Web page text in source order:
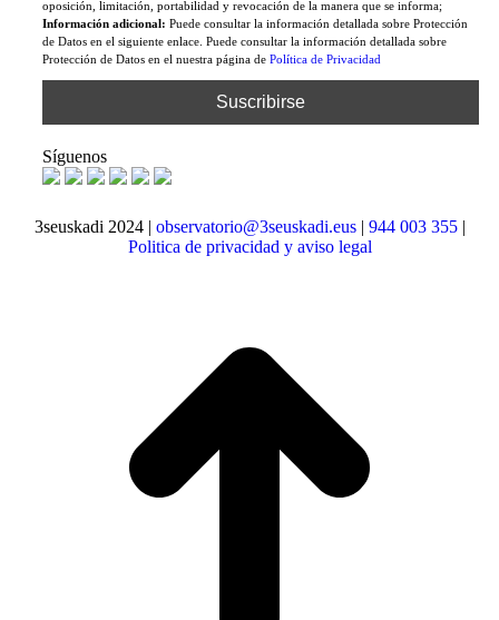
oposición, limitación, portabilidad y revocación de la manera que se informa;
Información adicional: Puede consultar la información detallada sobre Protección
de Datos en el siguiente enlace. Puede consultar la información detallada sobre
Protección de Datos en el nuestra página de Política de Privacidad
Síguenos
3seuskadi 2024 | observatorio@3seuskadi.eus| 944 003 355|
Politica de privacidad y aviso legal